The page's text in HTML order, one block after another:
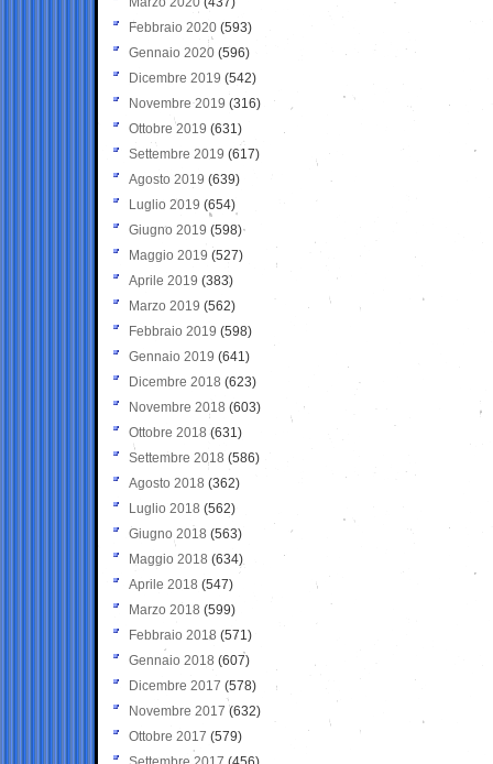
Febbraio 2020 (593)
Gennaio 2020 (596)
Dicembre 2019 (542)
Novembre 2019 (316)
Ottobre 2019 (631)
Settembre 2019 (617)
Agosto 2019 (639)
Luglio 2019 (654)
Giugno 2019 (598)
Maggio 2019 (527)
Aprile 2019 (383)
Marzo 2019 (562)
Febbraio 2019 (598)
Gennaio 2019 (641)
Dicembre 2018 (623)
Novembre 2018 (603)
Ottobre 2018 (631)
Settembre 2018 (586)
Agosto 2018 (362)
Luglio 2018 (562)
Giugno 2018 (563)
Maggio 2018 (634)
Aprile 2018 (547)
Marzo 2018 (599)
Febbraio 2018 (571)
Gennaio 2018 (607)
Dicembre 2017 (578)
Novembre 2017 (632)
Ottobre 2017 (579)